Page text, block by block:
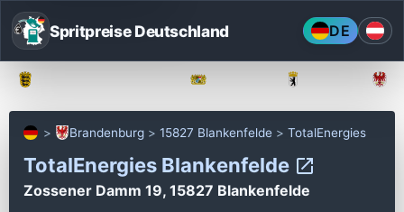
Spritpreise Deutschland DE
Brandenburg 15827 Blankenfelde TotalEnergies
TotalEnergies Blankenfelde
Zossener Damm 19, 15827 Blankenfelde